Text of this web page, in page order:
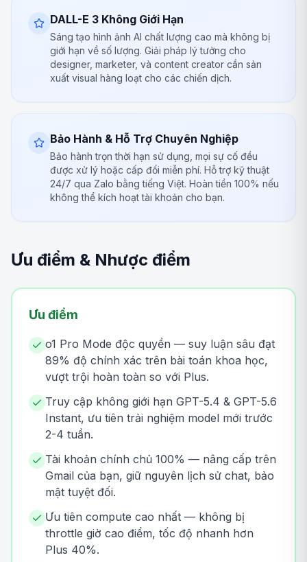
DALL-E 3 Không Giới Hạn
Sáng tạo hình ảnh AI chất lượng cao mà không bị
giới hạn về số lượng. Giải pháp lý tưởng cho
designer, marketer, và content creator cần sản
xuất visual hàng loạt cho các chiến dịch.
Bảo Hành & Hỗ Trợ Chuyên Nghiệp
Bảo hành trọn thời hạn sử dụng, mọi sự cố đều
được xử lý hoặc cấp đổi miễn phí. Hỗ trợ kỹ thuật
24/7 qua Zalo bằng tiếng Việt. Hoàn tiền 100% nếu
không thể kích hoạt tài khoản cho bạn.
Ưu điểm & Nhược điểm
Ưu điểm
o1 Pro Mode độc quyền — suy luận sâu đạt
89% độ chính xác trên bài toán khoa học,
vượt trội hoàn toàn so với Plus.
Truy cập không giới hạn GPT-5.4 & GPT-5.6
Instant, ưu tiên trải nghiệm model mới trước
2-4 tuần.
Tài khoản chính chủ 100% — nâng cấp trên
Gmail của bạn, giữ nguyên lịch sử chat, bảo
mật tuyệt đối.
Ưu tiên compute cao nhất — không bị
throttle giờ cao điểm, tốc độ nhanh hơn
Plus 40%.